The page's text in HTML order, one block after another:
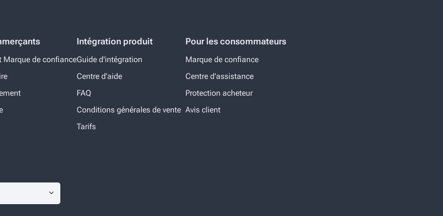
Marque de confiance
Intégration produit
Guide d'intégration
Centre d'aide
FAQ
Conditions générales de vente
Tarifs
Pour les consommateurs
Marque de confiance
Centre d'assistance
Protection acheteur
Avis client